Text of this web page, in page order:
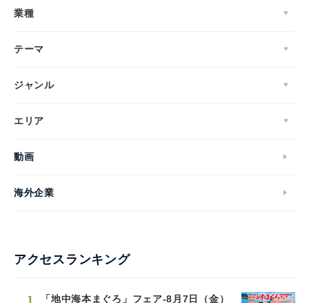
業種
テーマ
ジャンル
エリア
動画
海外企業
アクセスランキング
1
「地中海本まぐろ」フェア-8月7日（金）